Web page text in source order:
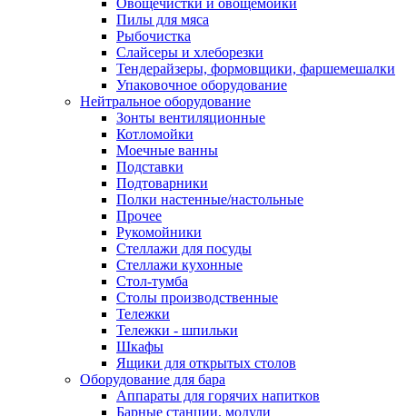
Овощечистки и овощемойки
Пилы для мяса
Рыбочистка
Слайсеры и хлеборезки
Тендерайзеры, формовщики, фаршемешалки
Упаковочное оборудование
Нейтральное оборудование
Зонты вентиляционные
Котломойки
Моечные ванны
Подставки
Подтоварники
Полки настенные/настольные
Прочее
Рукомойники
Стеллажи для посуды
Стеллажи кухонные
Стол-тумба
Столы производственные
Тележки
Тележки - шпильки
Шкафы
Ящики для открытых столов
Оборудование для бара
Аппараты для горячих напитков
Барные станции, модули